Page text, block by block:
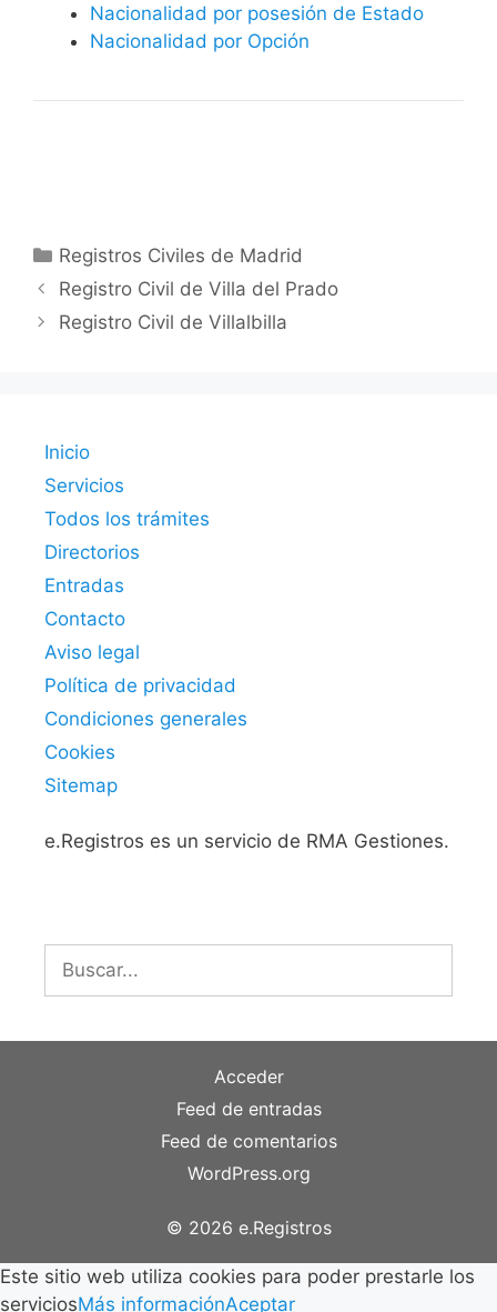
Nacionalidad por posesión de Estado
Nacionalidad por Opción
Categorías
Registros Civiles de Madrid
Registro Civil de Villa del Prado
Registro Civil de Villalbilla
Inicio
Servicios
Todos los trámites
Directorios
Entradas
Contacto
Aviso legal
Política de privacidad
Condiciones generales
Cookies
Sitemap
e.Registros es un servicio de RMA Gestiones.
Buscar:
Acceder
Feed de entradas
Feed de comentarios
WordPress.org
© 2026 e.Registros
Este sitio web utiliza cookies para poder prestarle los
serviciosMás informaciónAceptar